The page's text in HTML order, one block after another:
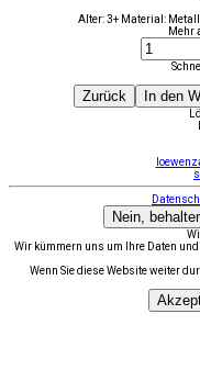
Alter: 3+ Material:
Mehr
Zurück In den
Nein,
Wir kümmern uns um Ihre Daten
Wenn Sie diese Website weiter